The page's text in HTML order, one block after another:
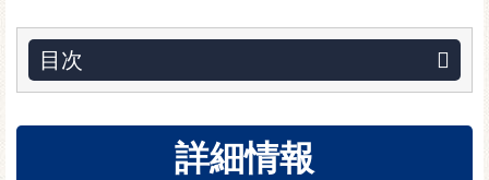
目次
詳細情報